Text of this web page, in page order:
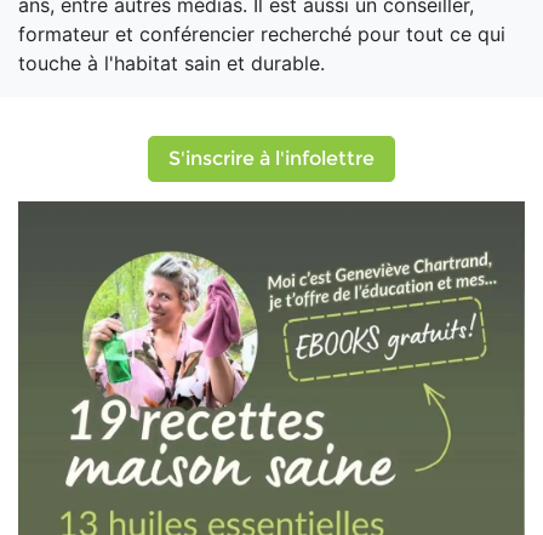
ans, entre autres médias. Il est aussi un conseiller,
formateur et conférencier recherché pour tout ce qui
touche à l'habitat sain et durable.
S'inscrire à l'infolettre